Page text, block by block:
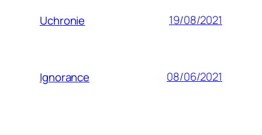
Uchronie 19/08/2021
Ignorance 08/06/2021